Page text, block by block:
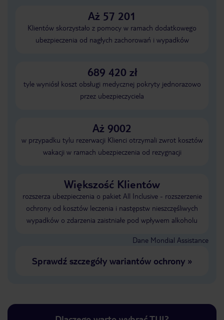
Aż 57 201
Klientów skorzystało z pomocy w ramach dodatkowego
ubezpieczenia od nagłych zachorowań i wypadków
689 420 zł
tyle wyniósł koszt obsługi medycznej pokryty jednorazowo
przez ubezpieczyciela
Aż 9002
w przypadku tylu rezerwacji Klienci otrzymali zwrot kosztów
wakacji w ramach ubezpieczenia od rezygnacji
Większość Klientów
rozszerza ubezpieczenia o pakiet All Inclusive - rozszerzenie
ochrony od kosztów leczenia i następstw nieszczęśliwych
wypadków o zdarzenia zaistniałe pod wpływem alkoholu
Dane Mondial Assistance
Sprawdź szczegóły wariantów ochrony»